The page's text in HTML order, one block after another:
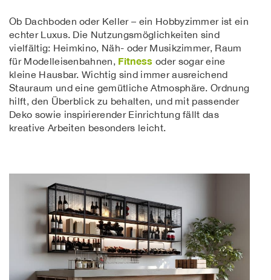
Ob Dachboden oder Keller – ein Hobbyzimmer ist ein
echter Luxus. Die Nutzungsmöglichkeiten sind
vielfältig: Heimkino, Näh- oder Musikzimmer, Raum
für Modelleisenbahnen, Fitness oder sogar eine
kleine Hausbar. Wichtig sind immer ausreichend
Stauraum und eine gemütliche Atmosphäre. Ordnung
hilft, den Überblick zu behalten, und mit passender
Deko sowie inspirierender Einrichtung fällt das
kreative Arbeiten besonders leicht.